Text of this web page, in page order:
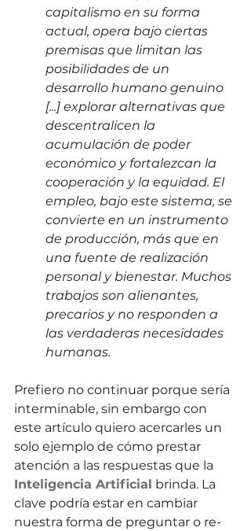
capitalismo en su forma
actual, opera bajo ciertas
premisas que limitan las
posibilidades de un
desarrollo humano genuino
[...] explorar alternativas que
descentralicen la
acumulación de poder
económico y fortalezcan la
cooperación y la equidad. El
empleo, bajo este sistema, se
convierte en un instrumento
de producción, más que en
una fuente de realización
personal y bienestar. Muchos
trabajos son alienantes,
precarios y no responden a
las verdaderas necesidades
humanas.
Prefiero no continuar porque sería
interminable, sin embargo con
este artículo quiero acercarles un
solo ejemplo de cómo prestar
atención a las respuestas que la
Inteligencia Artificial
brinda. La
clave podría estar en cambiar
nuestra forma de preguntar o re-